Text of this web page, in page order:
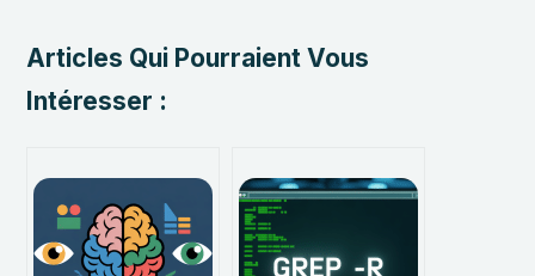
Articles Qui Pourraient Vous
Intéresser :